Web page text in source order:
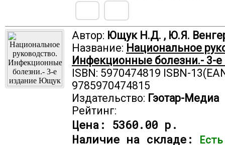
Автор: Ющук Н.Д. , Ю.Я.
Название: Национальное
Инфекционные болезни.- 3-е
ISBN: 5970474819 ISBN-
9785970474815
Издательство: Гэотар-Медиа
Рейтинг:
Цена: 5360.00 р.
Наличие на складе: